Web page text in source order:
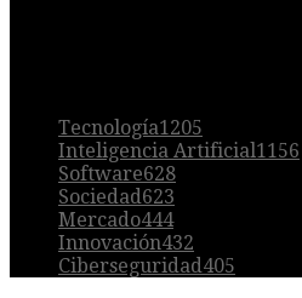
Tecnología1205
Inteligencia Artificial1156
Software628
Sociedad623
Mercado444
Innovación432
Ciberseguridad405